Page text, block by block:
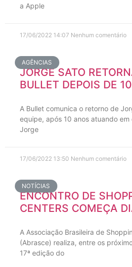
a Apple
17/06/2022 14:07 Nenhum comentário
AGÊNCIAS
JORGE SATO
BULLET DEPOIS DE
A Bullet comunica o retorno de
equipe, após 10 anos atuando em
Jorge
17/06/2022 13:50 Nenhum comentário
NOTÍCIAS
ENCONTRO DE
CENTERS COMEÇA
A Associação Brasileira de
(Abrasce) realiza, entre os
17ª edição do